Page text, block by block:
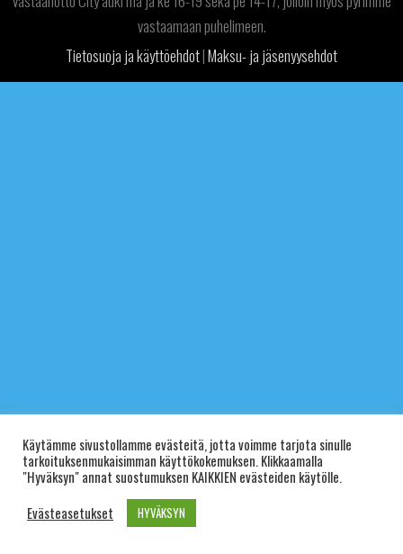
vastaamaan puhelimeen.
Tietosuoja ja käyttöehdot|Maksu- ja jäsenyysehdot
Käytämme sivustollamme evästeitä, jotta voimme tarjota sinulle
tarkoituksenmukaisimman käyttökokemuksen. Klikkaamalla
"Hyväksyn" annat suostumuksen KAIKKIEN evästeiden käytölle.
Evästeasetukset
HYVÄKSYN